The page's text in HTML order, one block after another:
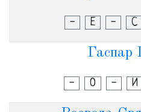
- Е - С
Гаспар
- О - И